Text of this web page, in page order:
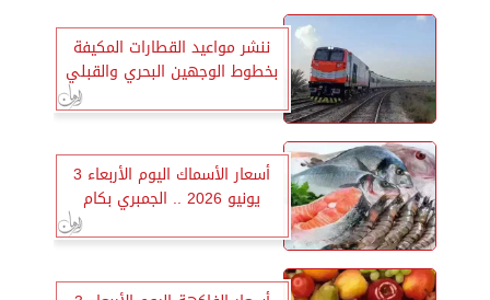
ننشر مواعيد القطارات المكيفة
بخطوط الوجهين البحري والقبلي
أسعار الأسماك اليوم الأربعاء 3
يونيو 2026 .. الجمبري بكام